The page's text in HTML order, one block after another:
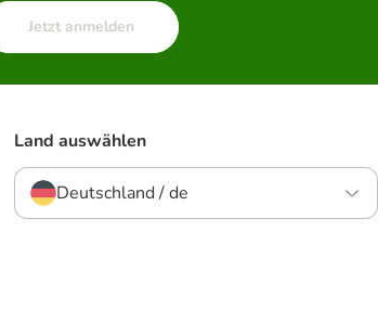
Jetzt anmelden
Land auswählen
Deutschland / de